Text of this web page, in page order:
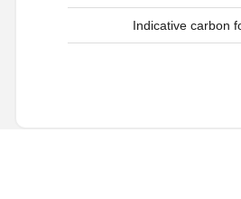
Indicative carbon